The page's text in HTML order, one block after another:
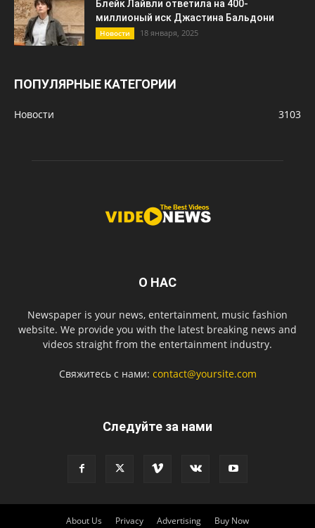
Блейк Лайвли ответила на 400-
миллионый иск Джастина Бальдони
Новости 18 января, 2025
ПОПУЛЯРНЫЕ КАТЕГОРИИ
Новости 3103
О НАС
Newspaper is your news, entertainment, music fashion
website. We provide you with the latest breaking news and
videos straight from the entertainment industry.
Свяжитесь с нами: contact@yoursite.com
Следуйте за нами
About Us Privacy Advertising Buy Now